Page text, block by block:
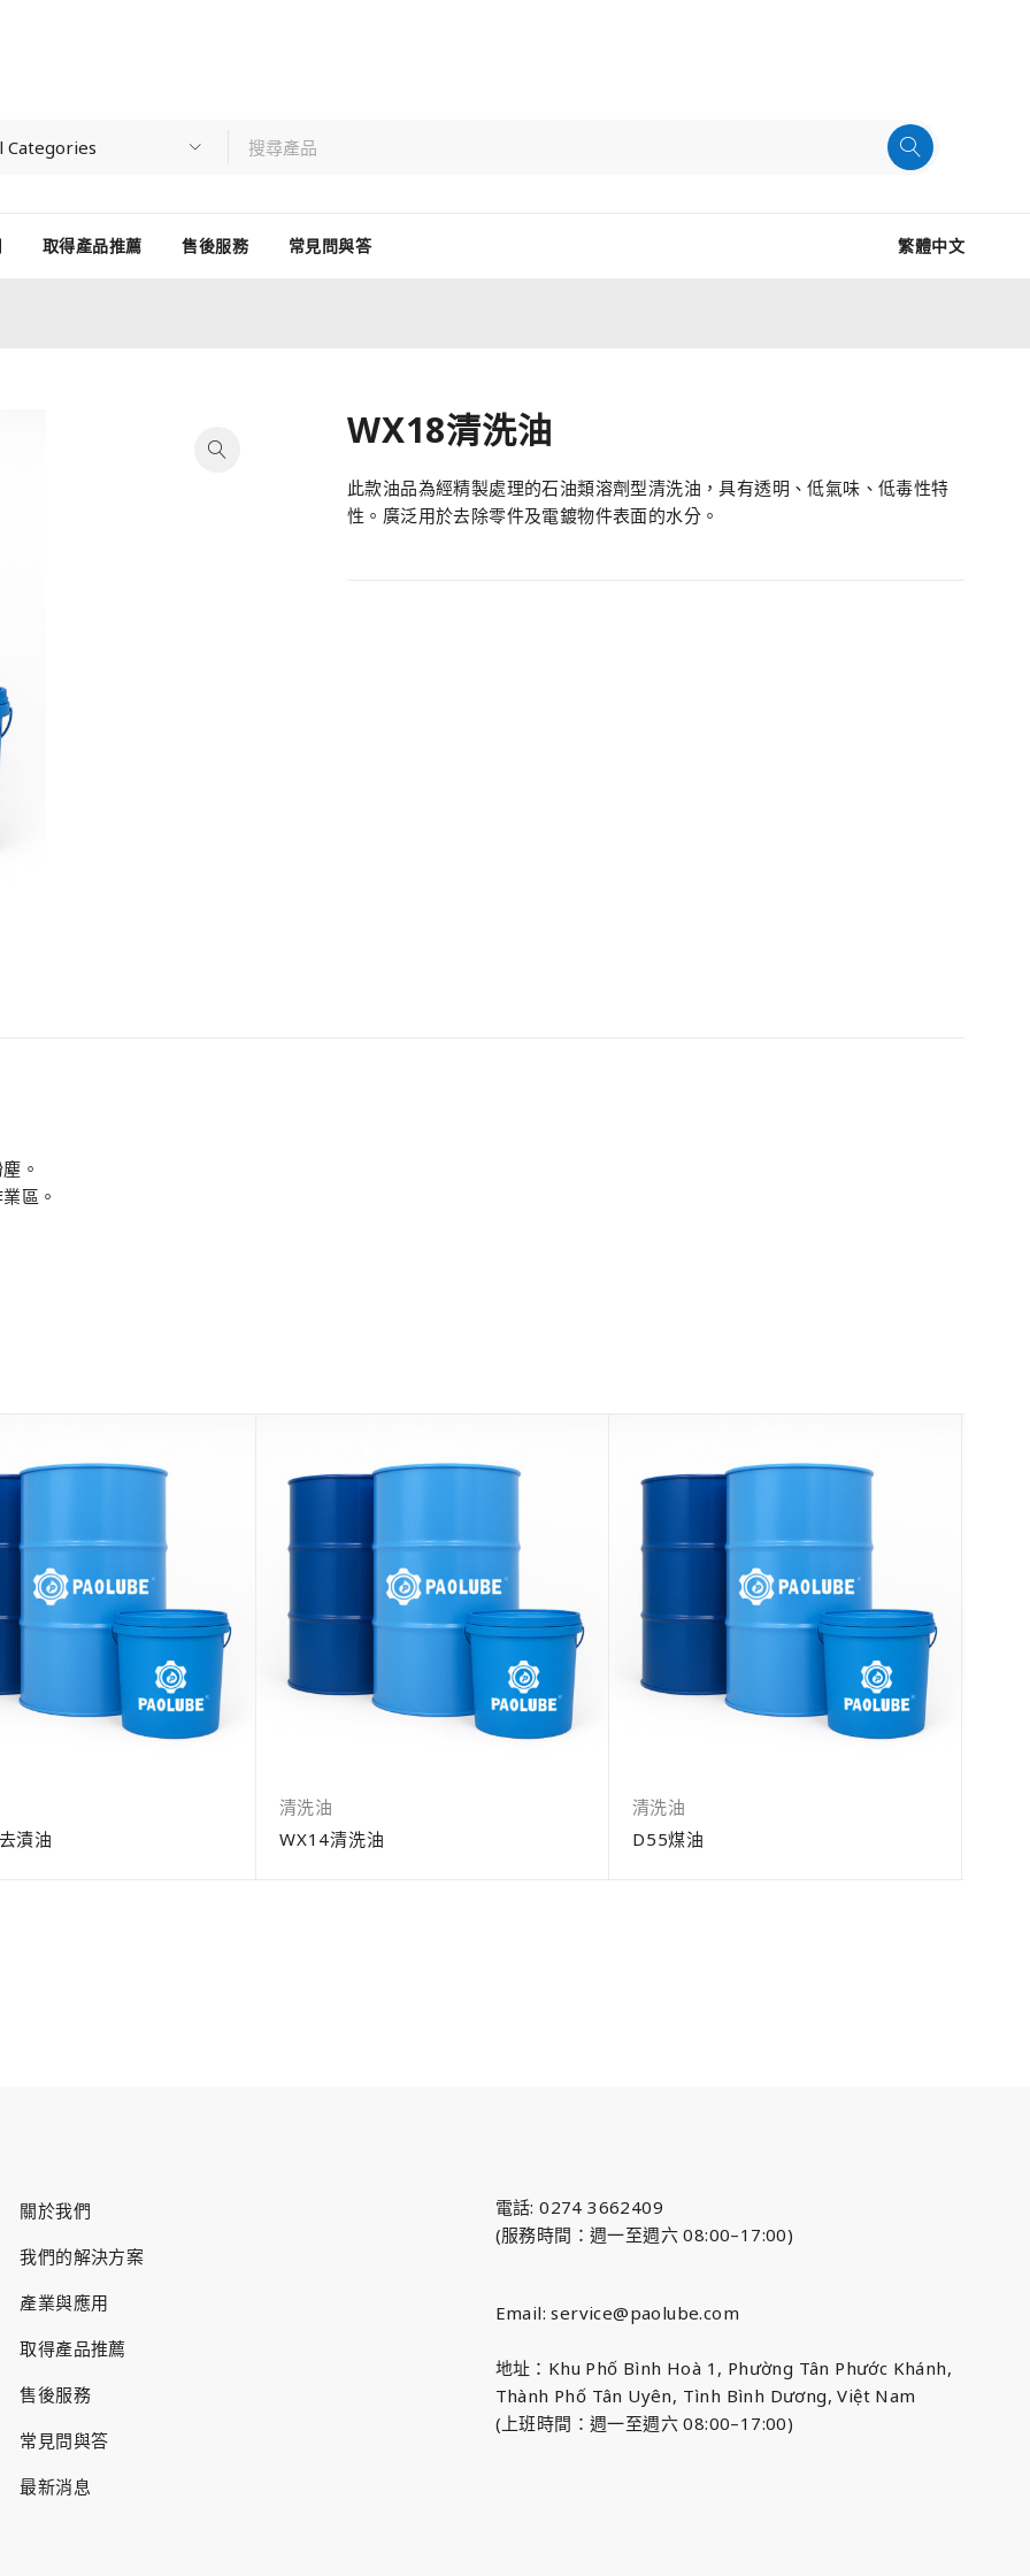
取得產品推薦 售後服務 常見問與答 繁體中文
WX18清洗油
此款油品為經精製處理的石油類溶劑型清洗油，具有透明、低氣味、低毒性特
性。廣泛用於去除零件及電鍍物件表面的水分。
。
區。
漬油
清洗油
WX14清洗油
清洗油
D55煤油
關於我們
我們的解決方案
產業與應用
取得產品推薦
售後服務
常見問與答
最新消息
電話: 0274 3662409
(服務時間：週一至週六 08:00–17:00)
Email:service@paolube.com
地址：Khu Phố Bình Hoà 1, Phường Tân Phước Khánh,
Thành Phố Tân Uyên, Tình Bình Dương, Việt Nam
(上班時間：週一至週六 08:00–17:00)